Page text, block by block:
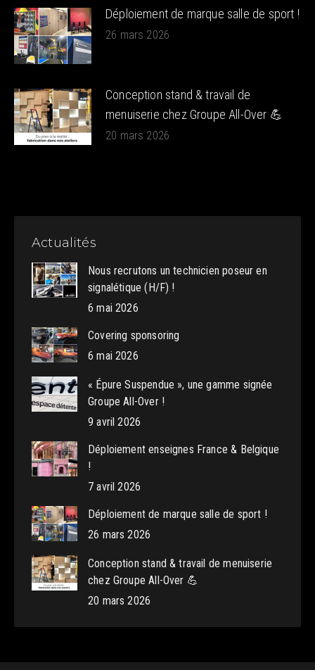
Déploiement de marque salle de sport !
26 mars 2026
Conception stand & travail de
menuiserie chez Groupe All-Over 💪
20 mars 2026
Actualités
Nous recrutons un technicien poseur en
signalétique (H/F) !
6 mai 2026
Covering sponsoring
6 mai 2026
« Épure Suspendue », une gamme signée
Groupe All-Over !
9 avril 2026
Déploiement enseignes France & Belgique
!
7 avril 2026
Déploiement de marque salle de sport !
26 mars 2026
Conception stand & travail de menuiserie
chez Groupe All-Over 💪
20 mars 2026